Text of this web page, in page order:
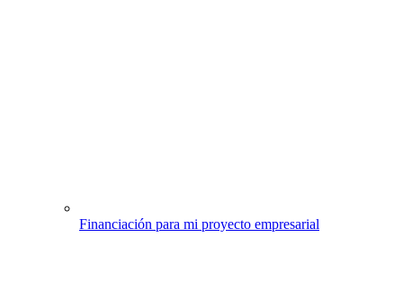
Financiación para mi proyecto empresarial